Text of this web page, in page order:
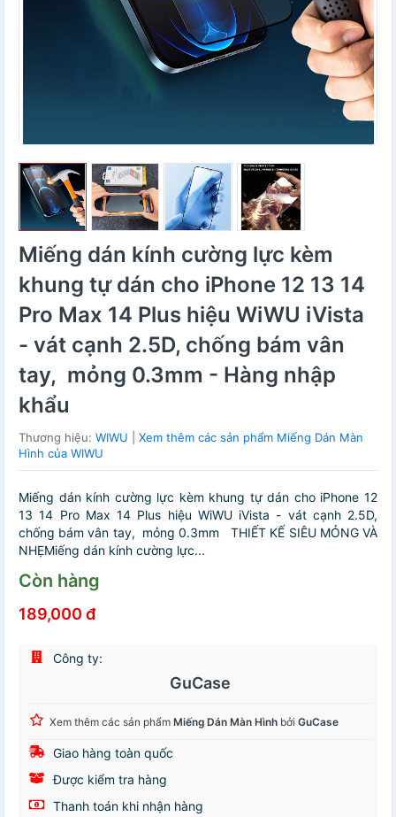
Miếng dán kính cường lực kèm
khung tự dán cho iPhone 12 13 14
Pro Max 14 Plus hiệu WiWU iVista
- vát cạnh 2.5D, chống bám vân
tay, mỏng 0.3mm - Hàng nhập
khẩu
Thương hiệu: WIWU
Xem thêm các sản phẩm Miếng Dán Màn
Hình của WIWU
Miếng dán kính cường lực kèm khung tự dán cho iPhone 12
13 14 Pro Max 14 Plus hiệu WiWU iVista - vát cạnh 2.5D,
chống bám vân tay, mỏng 0.3mm THIẾT KẾ SIÊU MỎNG VÀ
NHẸMiếng dán kính cường lực...
Còn hàng
189,000 đ
Công ty:
GuCase
Xem thêm các sản phẩm Miếng Dán Màn Hình bởi GuCase
Giao hàng toàn quốc
Được kiểm tra hàng
Thanh toán khi nhận hàng